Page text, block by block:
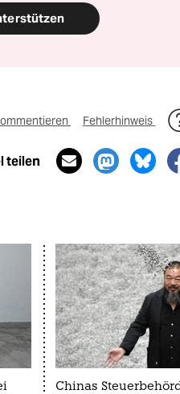
Fehlerhinweis
teilen
Chinas